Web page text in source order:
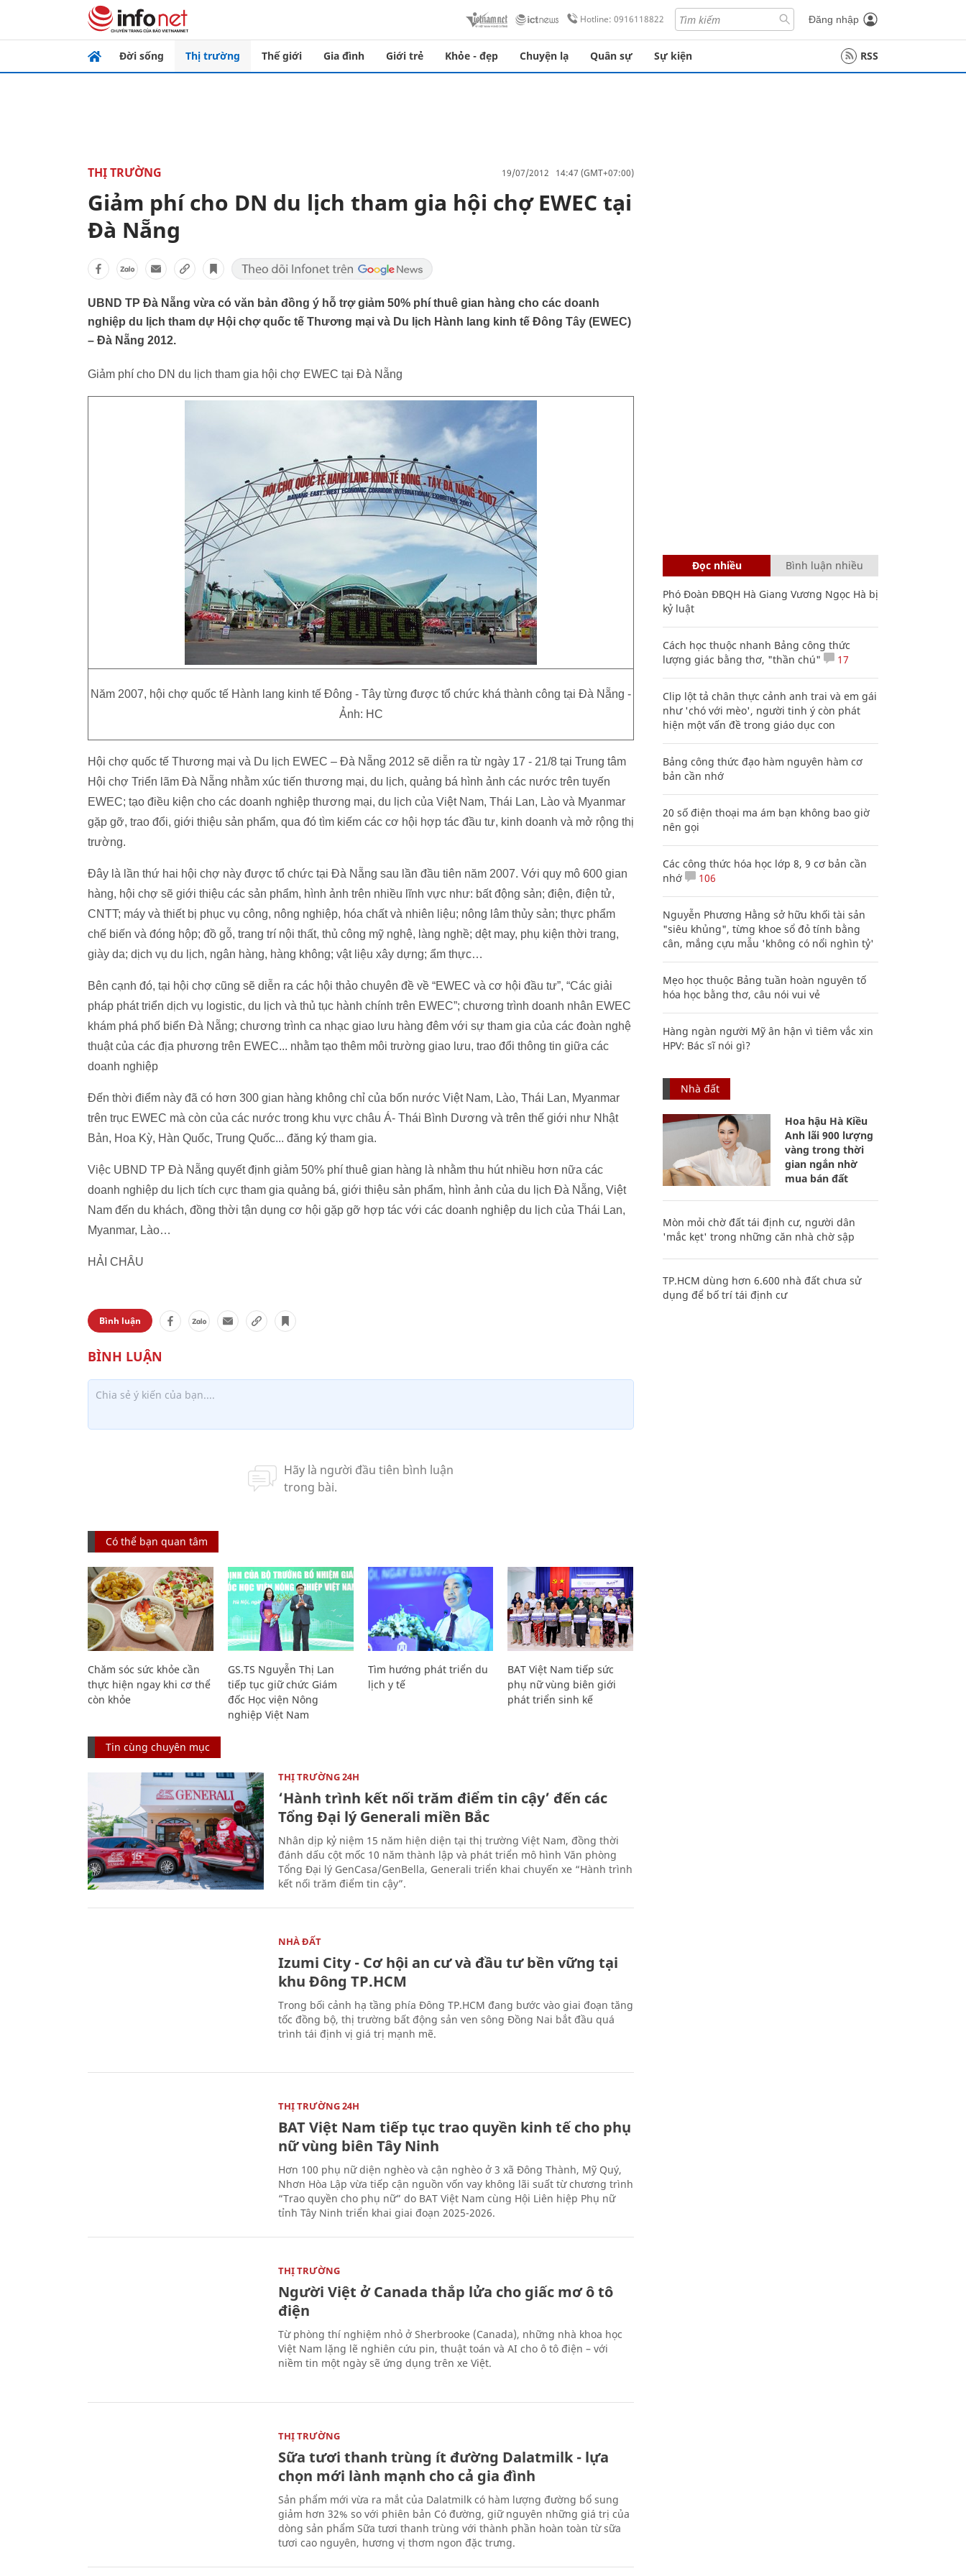
Hotline: 0916118822 Đăng nhập
Đời sống Thị trường Thế giới Gia đình Giới trẻ Khỏe - đẹp Chuyện lạ Quân sự Sự kiện RSS
THỊ TRƯỜNG 19/07/2012 14:47 (GMT+07:00)
Giảm phí cho DN du lịch tham gia hội chợ EWEC tại
Đà Nẵng
UBND TP Đà Nẵng vừa có văn bản đồng ý hỗ trợ giảm 50% phí thuê gian hàng cho các doanh
nghiệp du lịch tham dự Hội chợ quốc tế Thương mại và Du lịch Hành lang kinh tế Đông Tây (EWEC)
– Đà Nẵng 2012.
Giảm phí cho DN du lịch tham gia hội chợ EWEC tại Đà Nẵng
Năm 2007, hội chợ quốc tế Hành lang kinh tế Đông - Tây từng được tổ chức khá thành công tại Đà Nẵng -
Ảnh: HC
Hội chợ quốc tế Thương mại và Du lịch EWEC – Đà Nẵng 2012 sẽ diễn ra từ ngày 17 - 21/8 tại Trung tâm
Hội chợ Triển lãm Đà Nẵng nhằm xúc tiến thương mại, du lịch, quảng bá hình ảnh các nước trên tuyến
EWEC; tạo điều kiện cho các doanh nghiệp thương mại, du lịch của Việt Nam, Thái Lan, Lào và Myanmar
gặp gỡ, trao đổi, giới thiệu sản phẩm, qua đó tìm kiếm các cơ hội hợp tác đầu tư, kinh doanh và mở rộng thị
trường.
Đây là lần thứ hai hội chợ này được tổ chức tại Đà Nẵng sau lần đầu tiên năm 2007. Với quy mô 600 gian
hàng, hội chợ sẽ giới thiệu các sản phẩm, hình ảnh trên nhiều lĩnh vực như: bất động sản; điện, điện tử,
CNTT; máy và thiết bị phục vụ công, nông nghiệp, hóa chất và nhiên liệu; nông lâm thủy sản; thực phẩm
chế biến và đóng hộp; đồ gỗ, trang trí nội thất, thủ công mỹ nghệ, làng nghề; dệt may, phụ kiện thời trang,
giày da; dịch vụ du lịch, ngân hàng, hàng không; vật liệu xây dựng; ẩm thực…
Bên cạnh đó, tại hội chợ cũng sẽ diễn ra các hội thảo chuyên đề về “EWEC và cơ hội đầu tư”, “Các giải
pháp phát triển dịch vụ logistic, du lịch và thủ tục hành chính trên EWEC”; chương trình doanh nhân EWEC
khám phá phố biển Đà Nẵng; chương trình ca nhạc giao lưu hàng đêm với sự tham gia của các đoàn nghệ
thuật của các địa phương trên EWEC... nhằm tạo thêm môi trường giao lưu, trao đổi thông tin giữa các
doanh nghiệp
Đến thời điểm này đã có hơn 300 gian hàng không chỉ của bốn nước Việt Nam, Lào, Thái Lan, Myanmar
trên trục EWEC mà còn của các nước trong khu vực châu Á- Thái Bình Dương và trên thế giới như Nhật
Bản, Hoa Kỳ, Hàn Quốc, Trung Quốc... đăng ký tham gia.
Việc UBND TP Đà Nẵng quyết định giảm 50% phí thuê gian hàng là nhằm thu hút nhiều hơn nữa các
doanh nghiệp du lịch tích cực tham gia quảng bá, giới thiệu sản phẩm, hình ảnh của du lịch Đà Nẵng, Việt
Nam đến du khách, đồng thời tận dụng cơ hội gặp gỡ hợp tác với các doanh nghiệp du lịch của Thái Lan,
Myanmar, Lào…
HẢI CHÂU
Bình luận
Có thể bạn quan tâm
Chăm sóc sức khỏe cần
thực hiện ngay khi cơ thể
còn khỏe
GS.TS Nguyễn Thị Lan
tiếp tục giữ chức Giám
đốc Học viện Nông
nghiệp Việt Nam
Tìm hướng phát triển du
lịch y tế
BAT Việt Nam tiếp sức
phụ nữ vùng biên giới
phát triển sinh kế
Tin cùng chuyên mục
THỊ TRƯỜNG 24H
‘Hành trình kết nối trăm điểm tin cậy’ đến các
Tổng Đại lý Generali miền Bắc
Nhân dịp kỷ niệm 15 năm hiện diện tại thị trường Việt Nam, đồng thời
đánh dấu cột mốc 10 năm thành lập và phát triển mô hình Văn phòng
Tổng Đại lý GenCasa/GenBella, Generali triển khai chuyến xe “Hành trình
kết nối trăm điểm tin cậy”.
NHÀ ĐẤT
Izumi City - Cơ hội an cư và đầu tư bền vững tại
khu Đông TP.HCM
Trong bối cảnh hạ tầng phía Đông TP.HCM đang bước vào giai đoạn tăng
tốc đồng bộ, thị trường bất động sản ven sông Đồng Nai bắt đầu quá
trình tái định vị giá trị mạnh mẽ.
THỊ TRƯỜNG 24H
BAT Việt Nam tiếp tục trao quyền kinh tế cho phụ
nữ vùng biên Tây Ninh
Hơn 100 phụ nữ diện nghèo và cận nghèo ở 3 xã Đông Thành, Mỹ Quý,
Nhơn Hòa Lập vừa tiếp cận nguồn vốn vay không lãi suất từ chương trình
“Trao quyền cho phụ nữ” do BAT Việt Nam cùng Hội Liên hiệp Phụ nữ
tỉnh Tây Ninh triển khai giai đoạn 2025-2026.
THỊ TRƯỜNG
Người Việt ở Canada thắp lửa cho giấc mơ ô tô
điện
Từ phòng thí nghiệm nhỏ ở Sherbrooke (Canada), những nhà khoa học
Việt Nam lặng lẽ nghiên cứu pin, thuật toán và AI cho ô tô điện – với
niềm tin một ngày sẽ ứng dụng trên xe Việt.
THỊ TRƯỜNG
Sữa tươi thanh trùng ít đường Dalatmilk - lựa
chọn mới lành mạnh cho cả gia đình
Sản phẩm mới vừa ra mắt của Dalatmilk có hàm lượng đường bổ sung
giảm hơn 32% so với phiên bản Có đường, giữ nguyên những giá trị của
dòng sản phẩm Sữa tươi thanh trùng với thành phần hoàn toàn từ sữa
tươi cao nguyên, hương vị thơm ngon đặc trưng.
Đọc nhiều Bình luận nhiều
Phó Đoàn ĐBQH Hà Giang Vương Ngọc Hà bị
kỷ luật
Cách học thuộc nhanh Bảng công thức
lượng giác bằng thơ, "thần chú"
17
Clip lột tả chân thực cảnh anh trai và em gái
như 'chó với mèo', người tinh ý còn phát
hiện một vấn đề trong giáo dục con
Bảng công thức đạo hàm nguyên hàm cơ
bản cần nhớ
20 số điện thoại ma ám bạn không bao giờ
nên gọi
Các công thức hóa học lớp 8, 9 cơ bản cần
nhớ
106
Nguyễn Phương Hằng sở hữu khối tài sản
"siêu khủng", từng khoe sổ đỏ tính bằng
cân, mắng cựu mẫu 'không có nổi nghìn tỷ'
Mẹo học thuộc Bảng tuần hoàn nguyên tố
hóa học bằng thơ, câu nói vui vẻ
Hàng ngàn người Mỹ ân hận vì tiêm vắc xin
HPV: Bác sĩ nói gì?
Nhà đất
Hoa hậu Hà Kiều
Anh lãi 900 lượng
vàng trong thời
gian ngắn nhờ
mua bán đất
Mòn mỏi chờ đất tái định cư, người dân
'mắc kẹt' trong những căn nhà chờ sập
TP.HCM dùng hơn 6.600 nhà đất chưa sử
dụng để bố trí tái định cư